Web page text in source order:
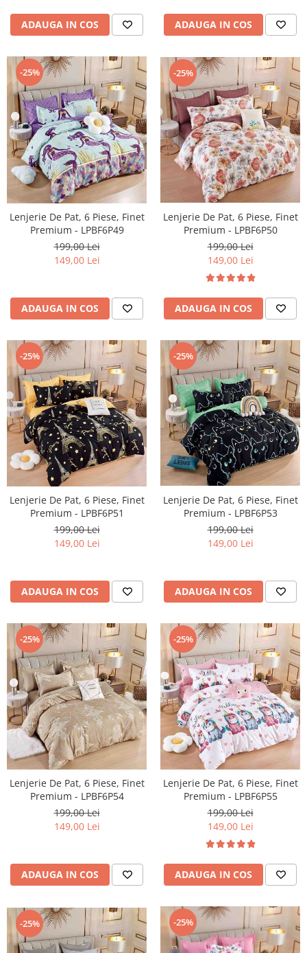
ADAUGA IN COS ADAUGA IN COS
-25%
Lenjerie De Pat, 6 Piese, Finet
Premium - LPBF6P49
199,00 Lei
149,00 Lei
ADAUGA IN COS
-25%
Lenjerie De Pat, 6 Piese, Finet
Premium - LPBF6P50
199,00 Lei
149,00 Lei
ADAUGA IN COS
-25%
Lenjerie De Pat, 6 Piese, Finet
Premium - LPBF6P51
199,00 Lei
149,00 Lei
ADAUGA IN COS
-25%
Lenjerie De Pat, 6 Piese, Finet
Premium - LPBF6P53
199,00 Lei
149,00 Lei
ADAUGA IN COS
-25%
Lenjerie De Pat, 6 Piese, Finet
Premium - LPBF6P54
199,00 Lei
149,00 Lei
ADAUGA IN COS
-25%
Lenjerie De Pat, 6 Piese, Finet
Premium - LPBF6P55
199,00 Lei
149,00 Lei
ADAUGA IN COS
-25% -25%